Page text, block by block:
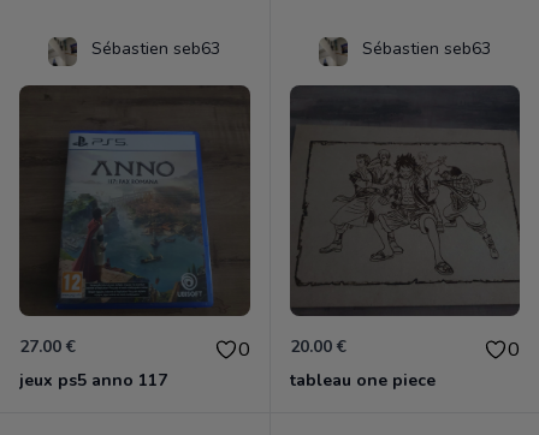
Sébastien seb63
27.00 € 0
jeux ps5 anno 117
Sébastien seb63
20.00 € 0
tableau one piece